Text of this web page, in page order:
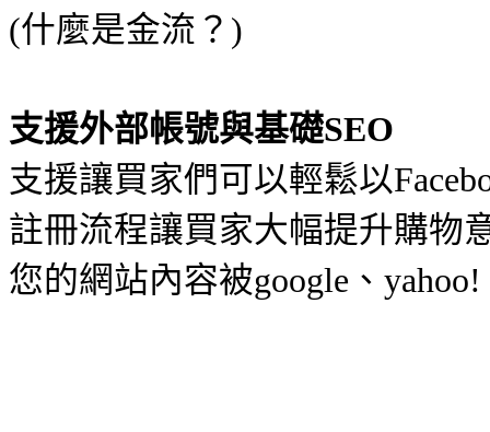
(什麼是金流？)
支援外部帳號與基礎SEO
支援讓買家們可以輕鬆以
註冊流程讓買家大幅提升購物
您的網站內容被google、